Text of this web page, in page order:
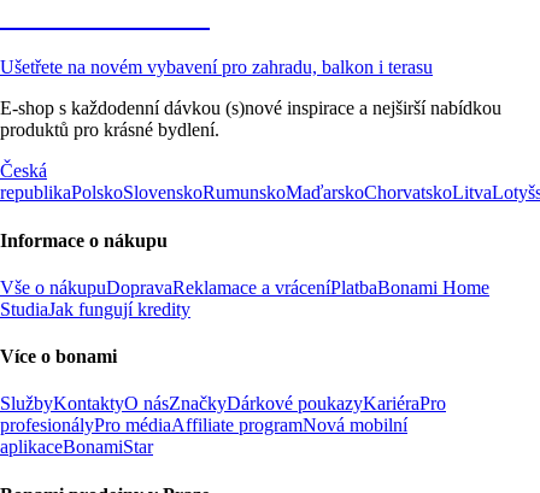
Ušetřete na novém vybavení pro zahradu, balkon i terasu
E-shop s každodenní dávkou (s)nové inspirace a nejširší nabídkou
produktů pro krásné bydlení.
Česká
republikaPolskoSlovenskoRumunskoMaďarskoChorvatskoLitva
Informace o nákupu
Vše o nákupuDopravaReklamace a vráceníPlatbaBonami Home
StudiaJak fungují kredity
Více o bonami
SlužbyKontaktyO násZnačkyDárkové poukazyKariéraPro
profesionályPro médiaAffiliate programNová mobilní
aplikaceBonamiStar